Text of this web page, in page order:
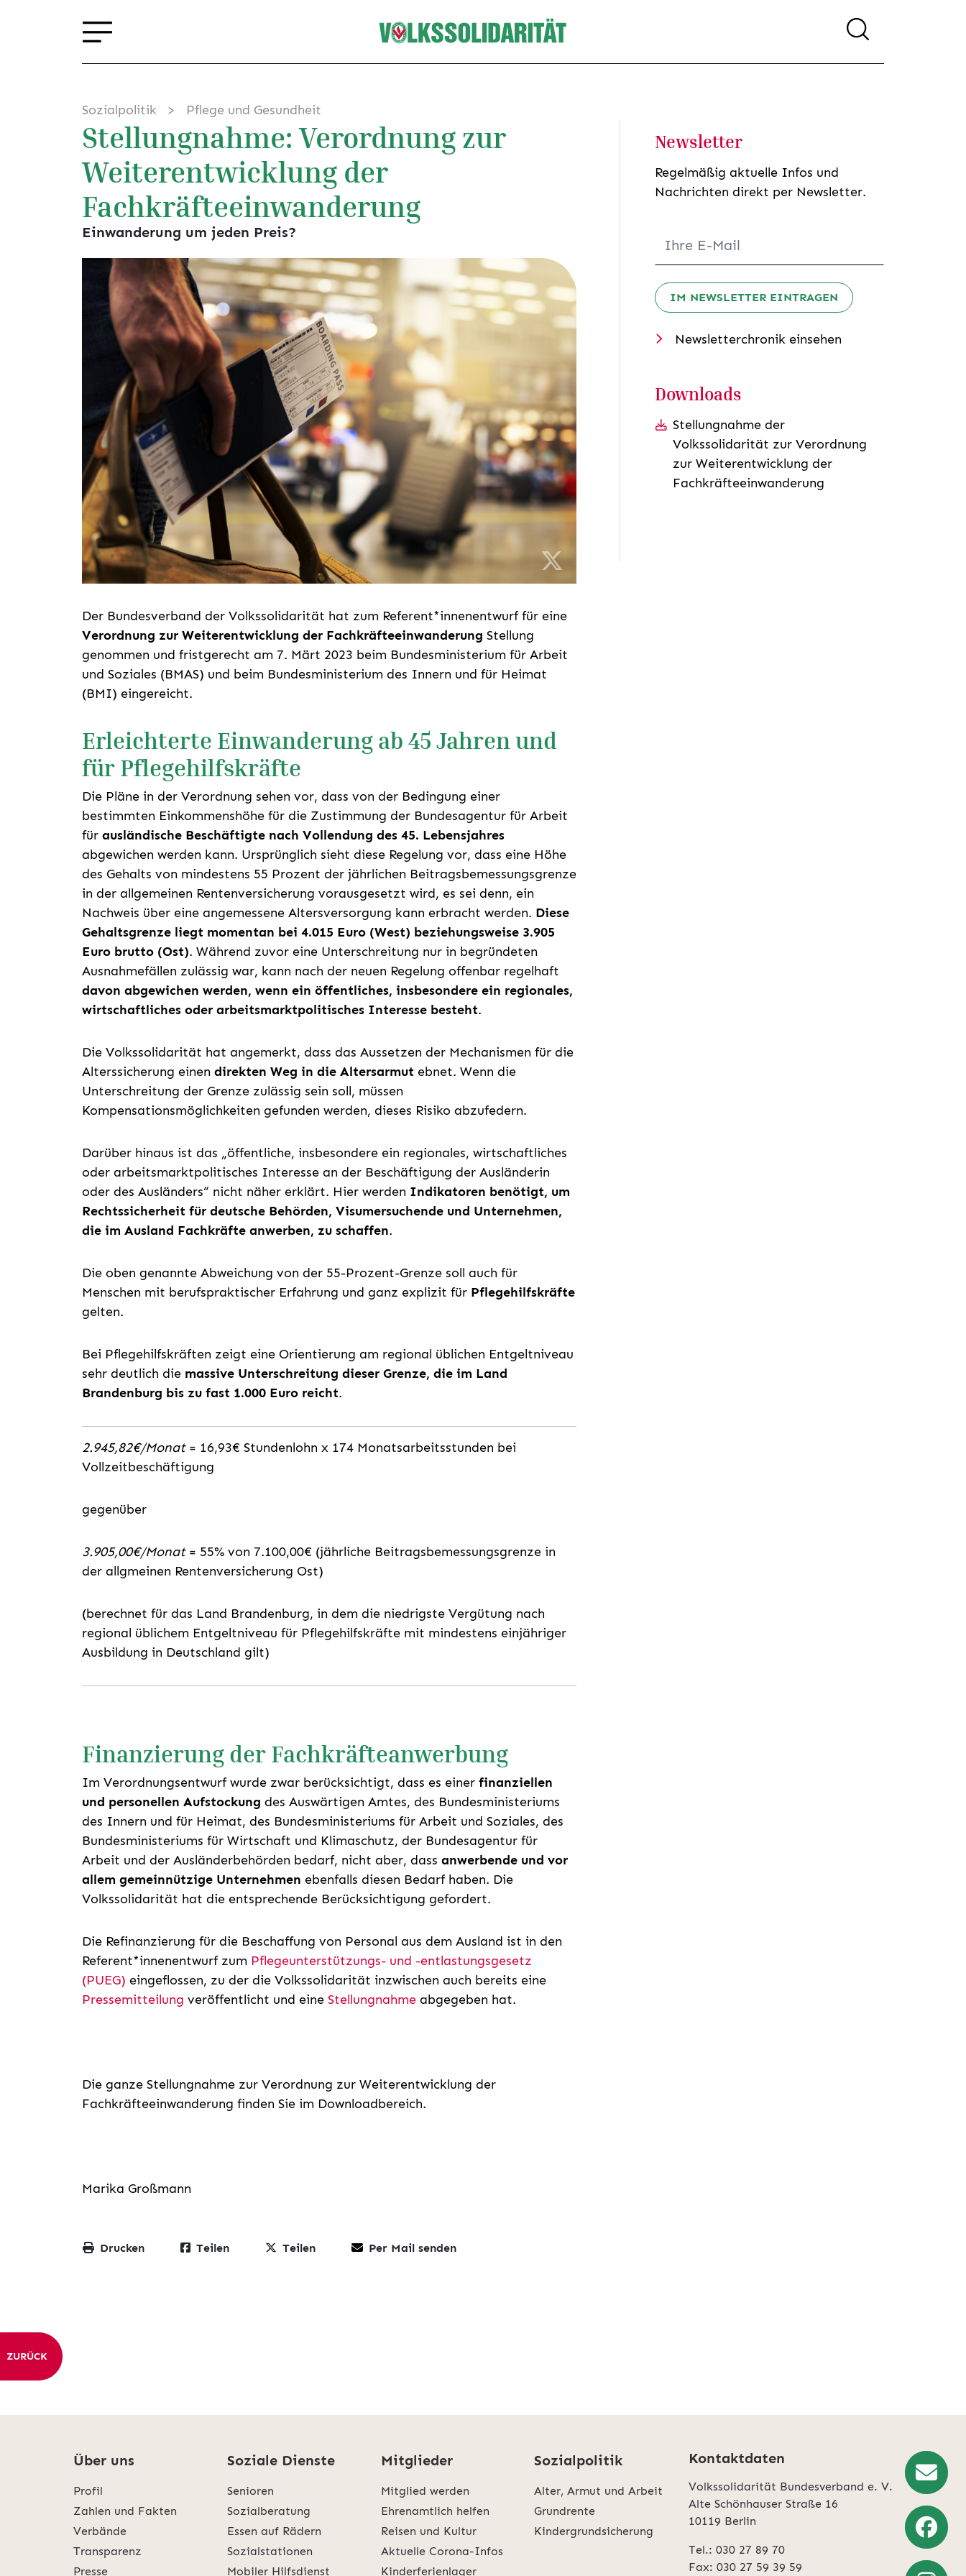
Sozialpolitik Pflege und Gesundheit
Stellungnahme: Verordnung zur
Weiterentwicklung der
Fachkräfteeinwanderung
Einwanderung um jeden Preis?
Der Bundesverband der Volkssolidarität hat zum Referent*innenentwurf für eine
Verordnung zur Weiterentwicklung der Fachkräfteeinwanderung Stellung
genommen und fristgerecht am 7. Märt 2023 beim Bundesministerium für Arbeit
und Soziales (BMAS) und beim Bundesministerium des Innern und für Heimat
(BMI) eingereicht.
Erleichterte Einwanderung ab 45 Jahren und
für Pflegehilfskräfte
Die Pläne in der Verordnung sehen vor, dass von der Bedingung einer
bestimmten Einkommenshöhe für die Zustimmung der Bundesagentur für Arbeit
für ausländische Beschäftigte nach Vollendung des 45. Lebensjahres
abgewichen werden kann. Ursprünglich sieht diese Regelung vor, dass eine Höhe
des Gehalts von mindestens 55 Prozent der jährlichen Beitragsbemessungsgrenze
in der allgemeinen Rentenversicherung vorausgesetzt wird, es sei denn, ein
Nachweis über eine angemessene Altersversorgung kann erbracht werden. Diese
Gehaltsgrenze liegt momentan bei 4.015 Euro (West) beziehungsweise 3.905
Euro brutto (Ost). Während zuvor eine Unterschreitung nur in begründeten
Ausnahmefällen zulässig war, kann nach der neuen Regelung offenbar regelhaft
davon abgewichen werden, wenn ein öffentliches, insbesondere ein regionales,
wirtschaftliches oder arbeitsmarktpolitisches Interesse besteht.
Die Volkssolidarität hat angemerkt, dass das Aussetzen der Mechanismen für die
Alterssicherung einen direkten Weg in die Altersarmut ebnet. Wenn die
Unterschreitung der Grenze zulässig sein soll, müssen
Kompensationsmöglichkeiten gefunden werden, dieses Risiko abzufedern.
Darüber hinaus ist das „öffentliche, insbesondere ein regionales, wirtschaftliches
oder arbeitsmarktpolitisches Interesse an der Beschäftigung der Ausländerin
oder des Ausländers“ nicht näher erklärt. Hier werden Indikatoren benötigt, um
Rechtssicherheit für deutsche Behörden, Visumersuchende und Unternehmen,
die im Ausland Fachkräfte anwerben, zu schaffen.
Die oben genannte Abweichung von der 55-Prozent-Grenze soll auch für
Menschen mit berufspraktischer Erfahrung und ganz explizit für Pflegehilfskräfte
gelten.
Bei Pflegehilfskräften zeigt eine Orientierung am regional üblichen Entgeltniveau
sehr deutlich die massive Unterschreitung dieser Grenze, die im Land
Brandenburg bis zu fast 1.000 Euro reicht.
2.945,82€/Monat= 16,93€ Stundenlohn x 174 Monatsarbeitsstunden bei
Vollzeitbeschäftigung
gegenüber
3.905,00€/Monat= 55% von 7.100,00€ (jährliche Beitragsbemessungsgrenze in
der allgmeinen Rentenversicherung Ost)
(berechnet für das Land Brandenburg, in dem die niedrigste Vergütung nach
regional üblichem Entgeltniveau für Pflegehilfskräfte mit mindestens einjähriger
Ausbildung in Deutschland gilt)
Finanzierung der Fachkräfteanwerbung
Im Verordnungsentwurf wurde zwar berücksichtigt, dass es einer finanziellen
und personellen Aufstockung des Auswärtigen Amtes, des Bundesministeriums
des Innern und für Heimat, des Bundesministeriums für Arbeit und Soziales, des
Bundesministeriums für Wirtschaft und Klimaschutz, der Bundesagentur für
Arbeit und der Ausländerbehörden bedarf, nicht aber, dass anwerbende und vor
allem gemeinnützige Unternehmen ebenfalls diesen Bedarf haben. Die
Volkssolidarität hat die entsprechende Berücksichtigung gefordert.
Die Refinanzierung für die Beschaffung von Personal aus dem Ausland ist in den
Referent*innenentwurf zum Pflegeunterstützungs- und -entlastungsgesetz
(PUEG) eingeflossen, zu der die Volkssolidarität inzwischen auch bereits eine
Pressemitteilung veröffentlicht und eine Stellungnahme abgegeben hat.
Die ganze Stellungnahme zur Verordnung zur Weiterentwicklung der
Fachkräfteeinwanderung finden Sie im Downloadbereich.
Marika Großmann
Drucken Teilen Teilen Per Mail senden
Newsletter
Regelmäßig aktuelle Infos und
Nachrichten direkt per Newsletter.
IM NEWSLETTER EINTRAGEN
Newsletterchronik einsehen
Downloads
Stellungnahme der
Volkssolidarität zur Verordnung
zur Weiterentwicklung der
Fachkräfteeinwanderung
ZURÜCK
Über uns
Profil
Zahlen und Fakten
Verbände
Transparenz
Presse
Soziale Dienste
Senioren
Sozialberatung
Essen auf Rädern
Sozialstationen
Mobiler Hilfsdienst
Mitglieder
Mitglied werden
Ehrenamtlich helfen
Reisen und Kultur
Aktuelle Corona-Infos
Kinderferienlager
Sozialpolitik
Alter, Armut und Arbeit
Grundrente
Kindergrundsicherung
Kontaktdaten
Volkssolidarität Bundesverband e. V.
Alte Schönhauser Straße 16
10119 Berlin
Tel.: 030 27 89 70
Fax: 030 27 59 39 59
Weiter